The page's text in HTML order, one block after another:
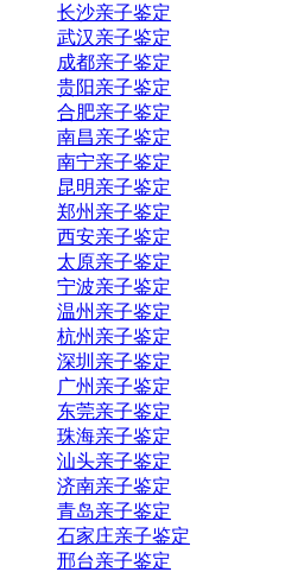
长沙亲子鉴定
武汉亲子鉴定
成都亲子鉴定
贵阳亲子鉴定
合肥亲子鉴定
南昌亲子鉴定
南宁亲子鉴定
昆明亲子鉴定
郑州亲子鉴定
西安亲子鉴定
太原亲子鉴定
宁波亲子鉴定
温州亲子鉴定
杭州亲子鉴定
深圳亲子鉴定
广州亲子鉴定
东莞亲子鉴定
珠海亲子鉴定
汕头亲子鉴定
济南亲子鉴定
青岛亲子鉴定
石家庄亲子鉴定
邢台亲子鉴定